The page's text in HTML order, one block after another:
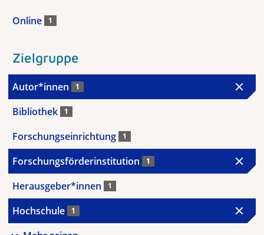
Online 1
Zielgruppe
Autor*innen 1
Bibliothek 1
Forschungseinrichtung 1
Forschungsförderinstitution 1
Herausgeber*innen 1
Hochschule 1